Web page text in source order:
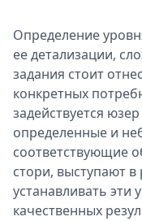
Определение
ее детализации,
задания стоит
конкретных
задействуется
определенные и
соответствующие
стори, выступают
устанавливать эти
качественных